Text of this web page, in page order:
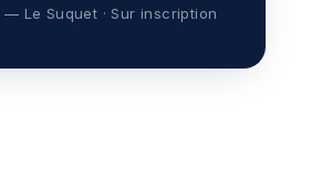
— Le Suquet · Sur inscription